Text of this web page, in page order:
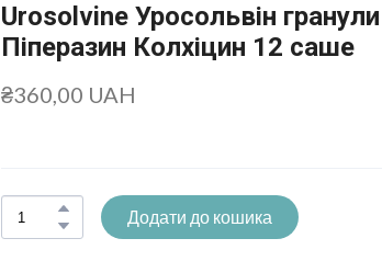
Urosolvine Уросольвін
Піперазин Колхіцин 12 саше
₴360,00 UAH
Додати до кошика